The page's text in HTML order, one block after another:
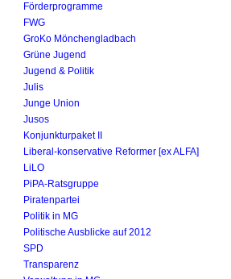
Förderprogramme
FWG
GroKo Mönchengladbach
Grüne Jugend
Jugend & Politik
Julis
Junge Union
Jusos
Konjunkturpaket II
Liberal-konservative Reformer [ex ALFA]
LiLO
PiPA-Ratsgruppe
Piratenpartei
Politik in MG
Politische Ausblicke auf 2012
SPD
Transparenz